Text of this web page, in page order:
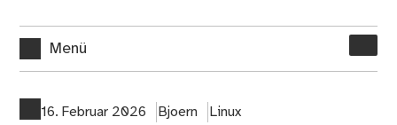
Menü
nach:
16. Februar 2026 Bjoern Linux